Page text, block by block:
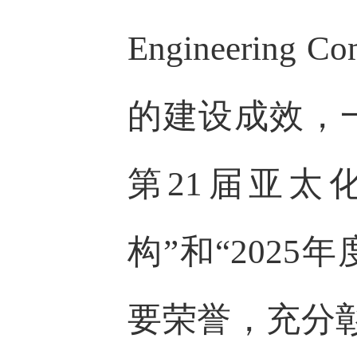
Engineering
的建设成效，
第21届亚太
构”和“2025
要荣誉，充分